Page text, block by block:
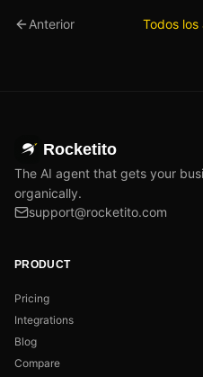
Anterior Todos los
Rocketito
The AI agent that gets your
organically.
support@rocketito.com
PRODUCT
Pricing
Integrations
Blog
Compare